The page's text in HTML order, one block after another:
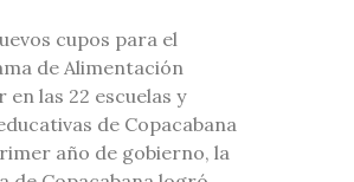
cupos para el
de Alimentación
en las 22 escuelas y
de Copacabana
año de gobierno, la